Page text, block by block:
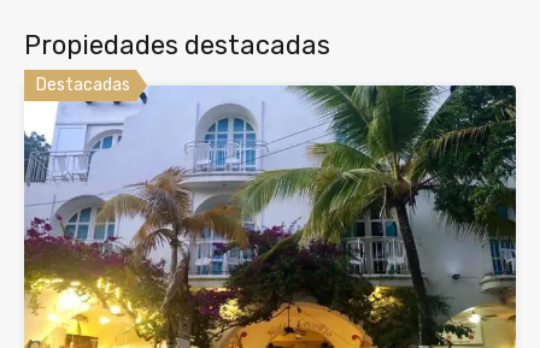
Propiedades destacadas
Destacadas